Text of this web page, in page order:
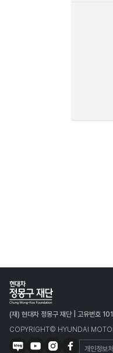
(재) 현대차 정몽구 재단 | 고유번호
COPYRIGHT© HYUNDAI
개인정보